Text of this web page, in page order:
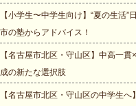
【小学生〜中学生向け】“夏の生活
市の塾からアドバイス！
【名古屋市北区・守山区】中高一
成の新たな選択肢
【名古屋市北区・守山区の中学生